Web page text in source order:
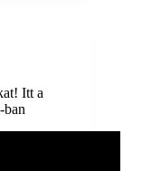
Itt a
ban